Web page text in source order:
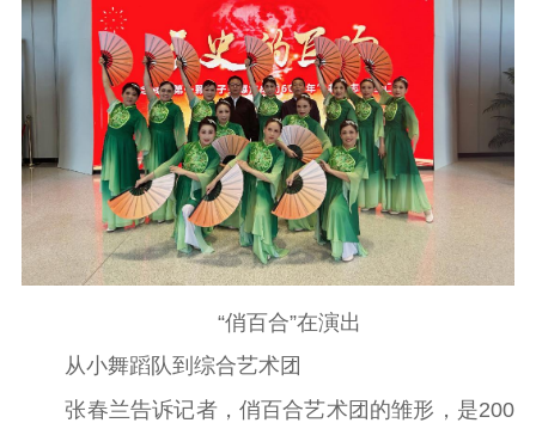
社科强省 工作通知
成果集萃
江苏文脉
资料下载
新闻宣传
主题宣传 对外宣传
新闻发布
记者之家
品牌栏目
文化文艺
文化惠民
文化交流
体制改革
紫金文化艺术节
品牌活动 紫艺舞台
“俏百合”在演出
从小舞蹈队到综合艺术团
张春兰告诉记者，俏百合艺术团的雏形，是200